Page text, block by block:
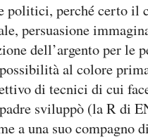
politici, perché certo il
persuasione
dell’argento per le
al colore
di tecnici di cui
sviluppò (la R di
a una suo compagno